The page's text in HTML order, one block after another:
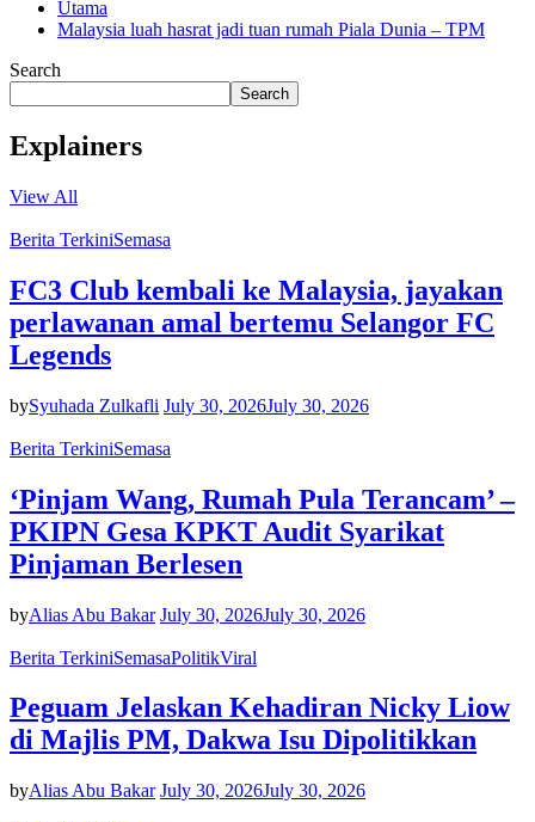
Utama
Malaysia luah hasrat jadi tuan rumah Piala Dunia – TPM
Search
Search
Explainers
View All
Berita TerkiniSemasa
FC3 Club kembali ke Malaysia, jayakan
perlawanan amal bertemu Selangor FC
Legends
bySyuhada Zulkafli July 30, 2026July 30, 2026
Berita TerkiniSemasa
‘Pinjam Wang, Rumah Pula Terancam’ –
PKIPN Gesa KPKT Audit Syarikat
Pinjaman Berlesen
byAlias Abu Bakar July 30, 2026July 30, 2026
Berita TerkiniSemasaPolitikViral
Peguam Jelaskan Kehadiran Nicky Liow
di Majlis PM, Dakwa Isu Dipolitikkan
byAlias Abu Bakar July 30, 2026July 30, 2026